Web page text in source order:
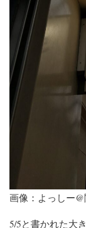
画像：よっしー
5/5と書かれた大